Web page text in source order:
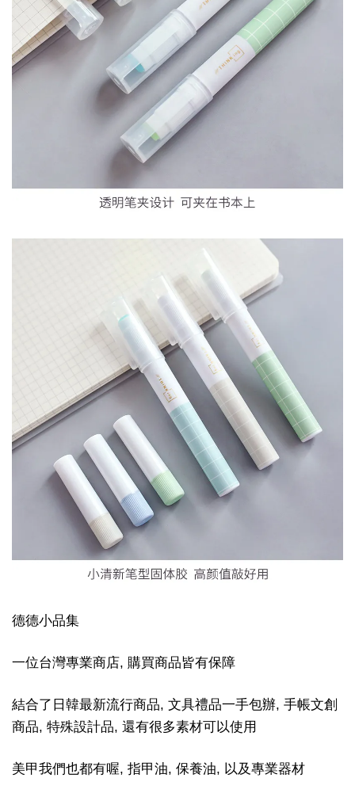
德德小品集
一位台灣專業商店, 購買商品皆有保障
結合了日韓最新流行商品, 文具禮品一手包辦, 手帳文創
商品, 特殊設計品, 還有很多素材可以使用
美甲我們也都有喔, 指甲油, 保養油, 以及專業器材